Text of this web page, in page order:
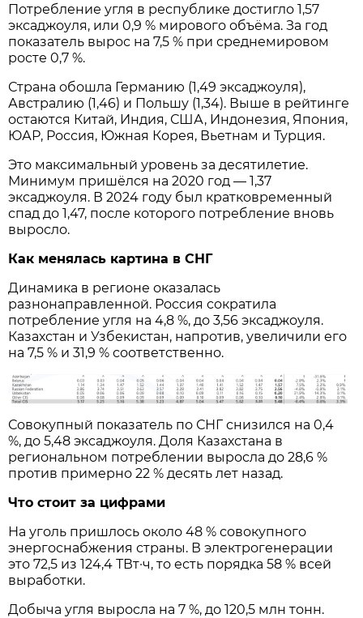
Потребление угля в республике достигло 1,57
эксаджоуля, или 0,9 % мирового объёма. За год
показатель вырос на 7,5 % при среднемировом
росте 0,7 %.
Страна обошла Германию (1,49 эксаджоуля),
Австралию (1,46) и Польшу (1,34). Выше в рейтинге
остаются Китай, Индия, США, Индонезия, Япония,
ЮАР, Россия, Южная Корея, Вьетнам и Турция.
Это максимальный уровень за десятилетие.
Минимум пришёлся на 2020 год — 1,37
эксаджоуля. В 2024 году был кратковременный
спад до 1,47, после которого потребление вновь
выросло.
Как менялась картина в СНГ
Динамика в регионе оказалась
разнонаправленной. Россия сократила
потребление угля на 4,8 %, до 3,56 эксаджоуля.
Казахстан и Узбекистан, напротив, увеличили его
на 7,5 % и 31,9 % соответственно.
Совокупный показатель по СНГ снизился на 0,4
%, до 5,48 эксаджоуля. Доля Казахстана в
региональном потреблении выросла до 28,6 %
против примерно 22 % десять лет назад.
Что стоит за цифрами
На уголь пришлось около 48 % совокупного
энергоснабжения страны. В электрогенерации
это 72,5 из 124,4 ТВт·ч, то есть порядка 58 % всей
выработки.
Добыча угля выросла на 7 %, до 120,5 млн тонн.